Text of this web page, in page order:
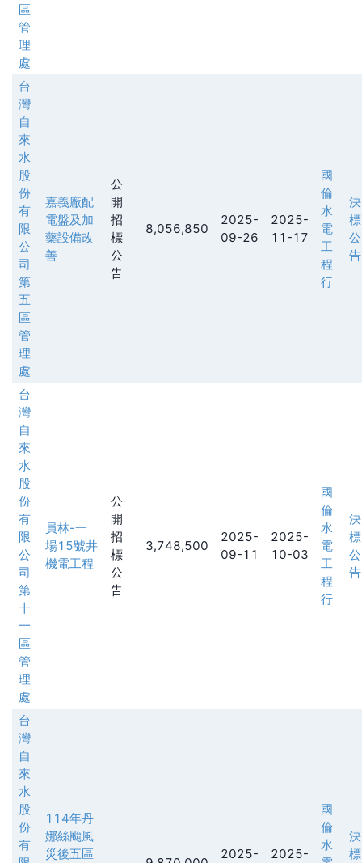
區
管
理
處
台
灣
自
來
水
股
份
有
限
公
司
第
五
區
管
理
處
嘉義廠配
電盤及加
藥設備改
善
公
開
招
標
公
告
8,056,850
2025-
09-26
2025-
11-17
國
倫
水
電
工
程
行
決
標
公
告
台
灣
自
來
水
股
份
有
限
公
司
第
十
一
區
管
理
處
員林-一
場15號井
機電工程
公
開
招
標
公
告
3,748,500
2025-
09-11
2025-
10-03
國
倫
水
電
工
程
行
決
標
公
告
台
灣
自
來
水
股
份
有
114年丹
娜絲颱風
災後五區
2025- 2025-
國
倫
水
決
標